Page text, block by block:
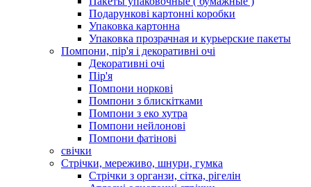
Подарункові картонні коробки
Упаковка картонна
Упаковка прозрачная и курьерские пакеты
Помпони, пір'я і декоративні очі
Декоративні очі
Пір'я
Помпони норкові
Помпони з блискітками
Помпони з еко хутра
Помпони нейлонові
Помпони фатінові
свічки
Стрічки, мереживо, шнури, гумка
Стрічки з органзи, сітка, рігелін